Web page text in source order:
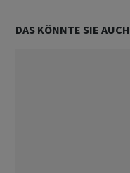
DAS KÖNNTE SIE